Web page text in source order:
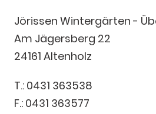
Jörissen Wintergärten -
Am Jägersberg 22
24161 Altenholz
T.: 0431 363538
F.: 0431 363577